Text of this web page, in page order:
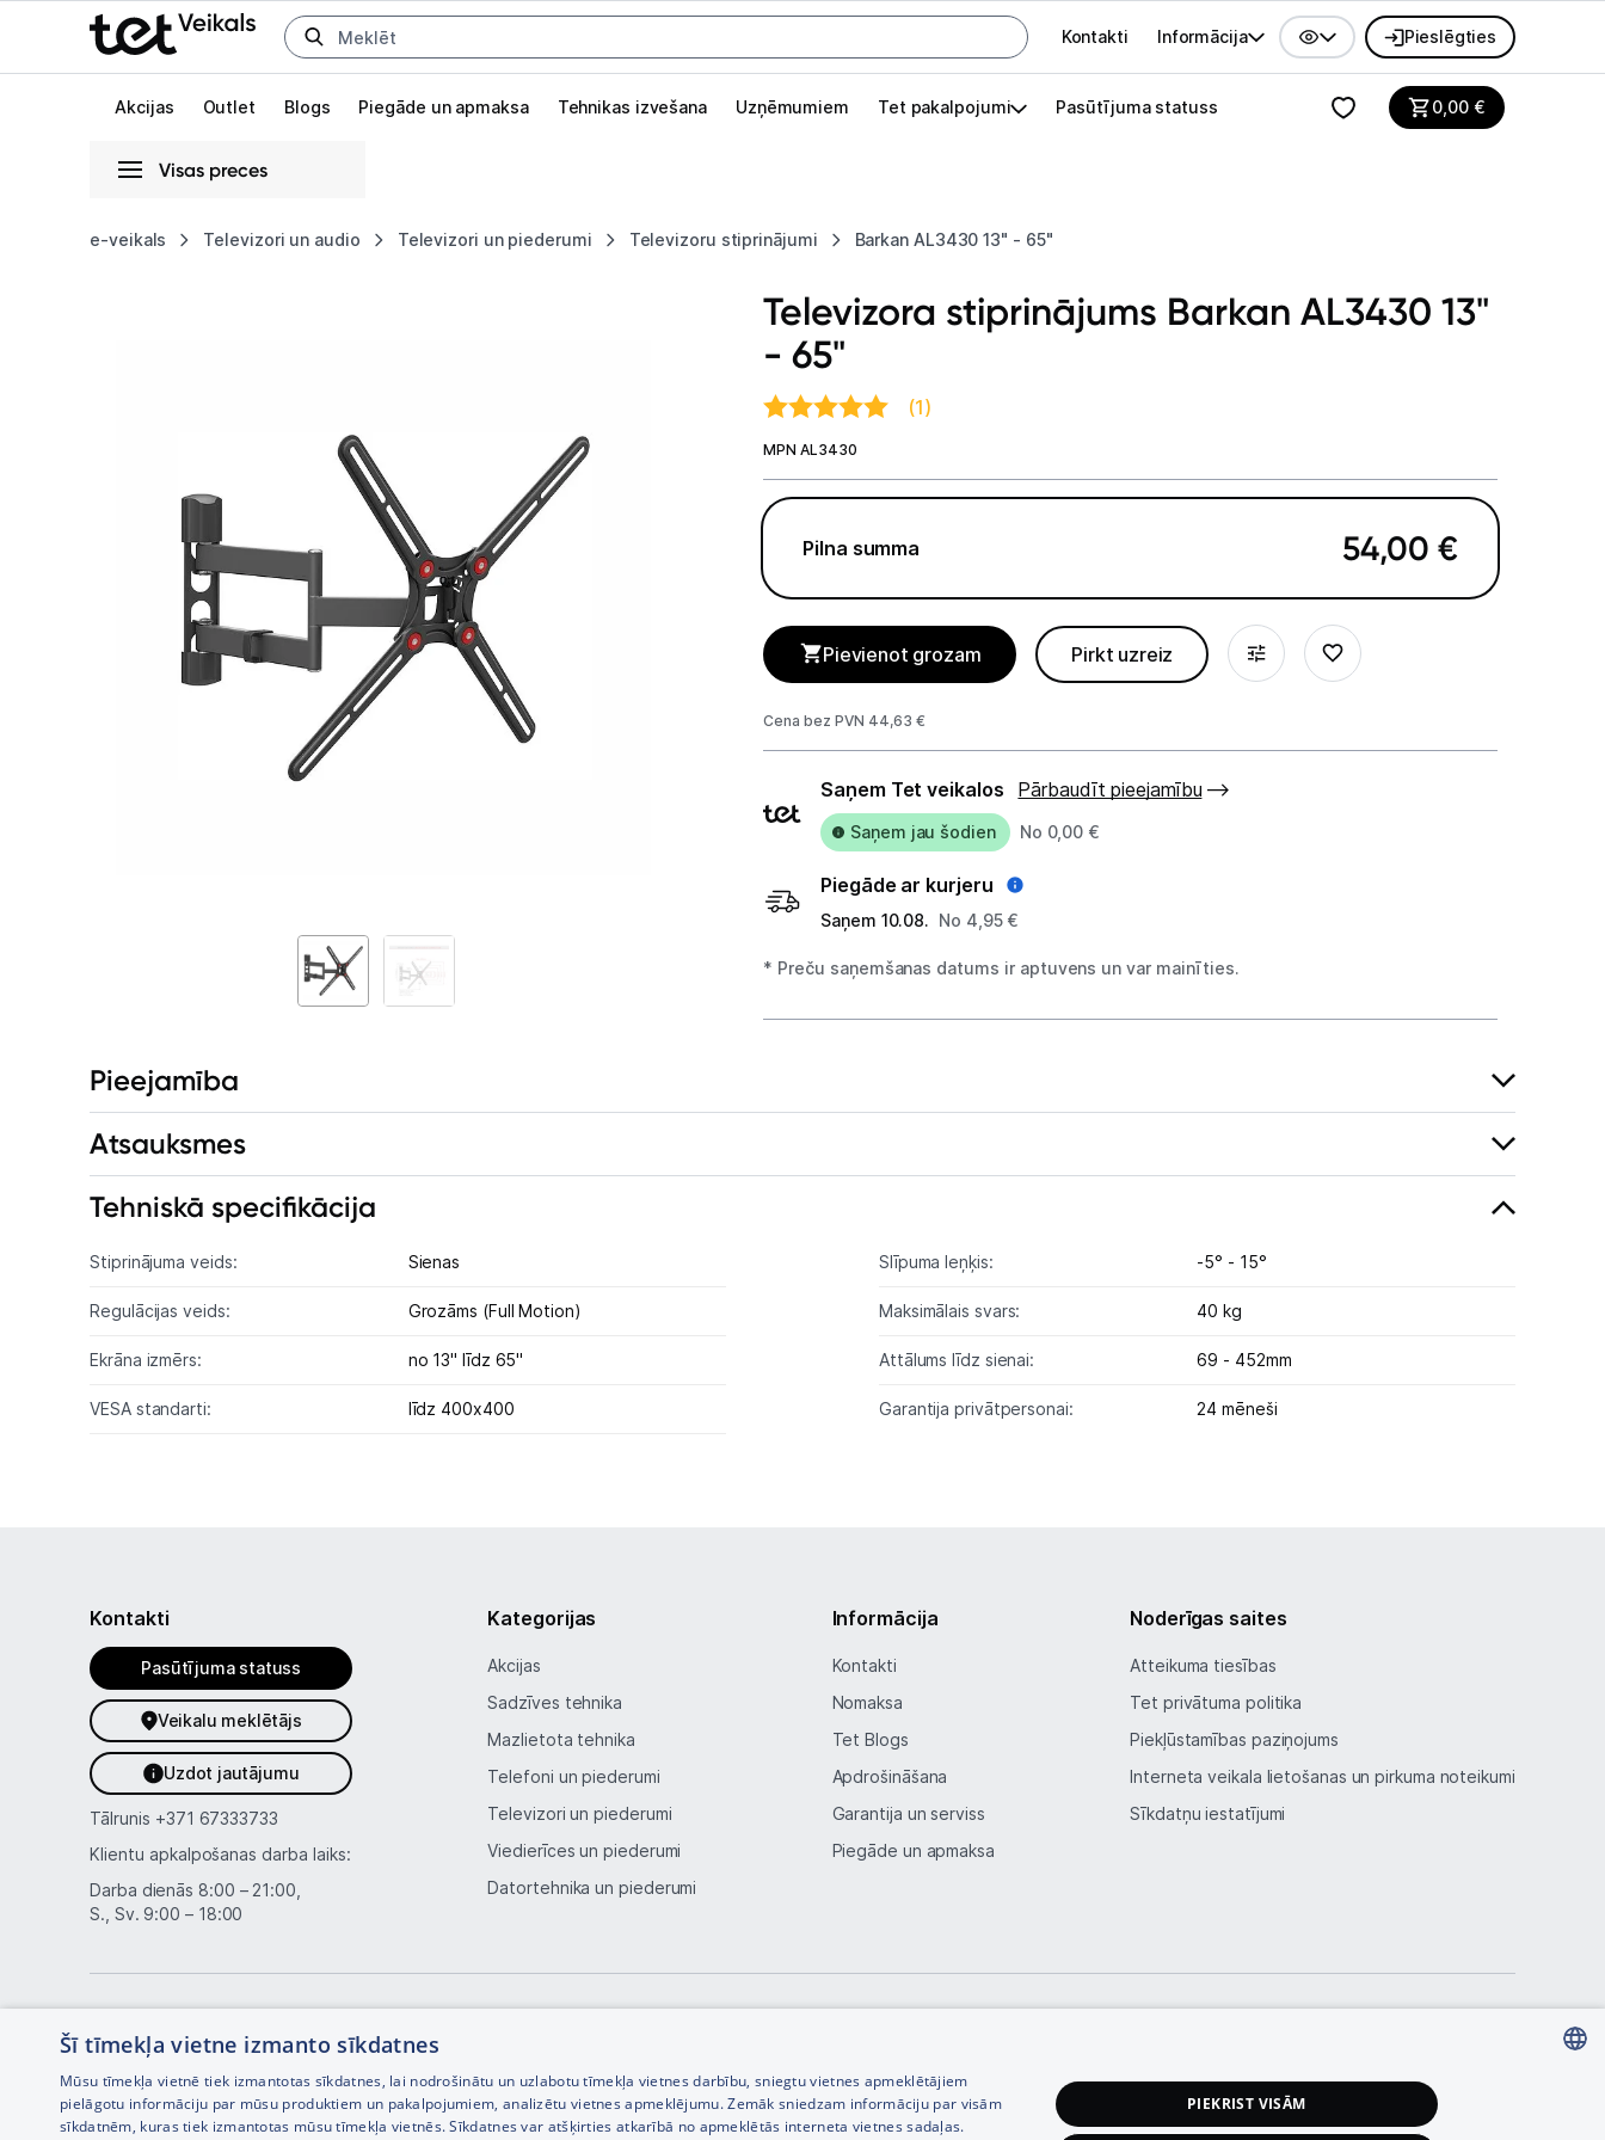
Uz kategorijam Uz galveno saturu
Galvenes izvēlne
Kontakti Informācija Pieslēgties
Akcijas Outlet Blogs Piegāde un apmaksa Tehnikas izvešana Uzņēmumiem Tet pakalpojumi Pasūtījuma statuss 0,00€
Visas preces
e-veikals Televizori un audio Televizori un piederumi Televizoru stiprinājumi Barkan AL3430 13" - 65"
Pieslēgties
Izvēlies kāroto ierīci izdevīgāk!
Televizori un piederumi
Televizoru stiprinājumi
Pārsprieguma aizsargi
Tet Virszemes televīzija
Studijas skaņas aprīkojums
Datortehnika
Piegāde un apmaksa
Tehnikas izvešana
Uzņēmumiem
Informācija
Televizora stiprinājums Barkan AL3430 13"
- 65"
(1)
MPN AL3430
Pilna summa 54,00 €
Pievienot grozam Pirkt uzreiz
Cena bez PVN 44,63 €
Piegādes
veidi
Saņem Tet veikalos Pārbaudīt pieejamību
Saņem jau šodien No 0,00 €
Piegāde ar kurjeru
Saņem 10.08. No 4,95 €
* Preču saņemšanas datums ir aptuvens un var mainīties.
Pieejamība
Atsauksmes
Tehniskā specifikācija
Stiprinājuma veids: Sienas
Regulācijas veids: Grozāms (Full Motion)
Ekrāna izmērs: no 13" līdz 65"
VESA standarti: līdz 400x400
Slīpuma leņķis: -5° - 15°
Maksimālais svars: 40 kg
Attālums līdz sienai: 69 - 452mm
Garantija privātpersonai: 24 mēneši
Kontakti
Pasūtījuma statuss
Veikalu meklētājs
Uzdot jautājumu
Tālrunis +371 67333733
Klientu apkalpošanas darba laiks:
Darba dienās 8:00 – 21:00,
S., Sv. 9:00 – 18:00
Kategorijas
Akcijas
Sadzīves tehnika
Mazlietota tehnika
Telefoni un piederumi
Televizori un piederumi
Viedierīces un piederumi
Datortehnika un piederumi
Informācija
Kontakti
Nomaksa
Tet Blogs
Apdrošināšana
Garantija un serviss
Piegāde un apmaksa
Noderīgas saites
Atteikuma tiesības
Tet privātuma politika
Piekļūstamības paziņojums
Interneta veikala lietošanas un pirkuma noteikumi
Sīkdatņu iestatījumi
Interneta veikala izstrāde —
Šī tīmekļa vietne izmanto sīkdatnes
Mūsu tīmekļa vietnē tiek izmantotas sīkdatnes, lai nodrošinātu un uzlabotu tīmekļa vietnes darbību, sniegtu vietnes apmeklētājiem
pielāgotu informāciju par mūsu produktiem un pakalpojumiem, analizētu vietnes apmeklējumu. Zemāk sniedzam informāciju par visām
sīkdatnēm, kuras tiek izmantotas mūsu tīmekļa vietnēs. Sīkdatnes var atšķirties atkarībā no apmeklētās interneta vietnes sadaļas.
PIEKRIST VISĀM